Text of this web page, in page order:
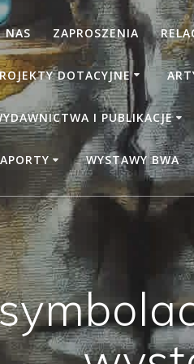
NAS ZAPROSZENIA
DOTACYJNE
I PUBLIKACJE
WYSTAWY BWA